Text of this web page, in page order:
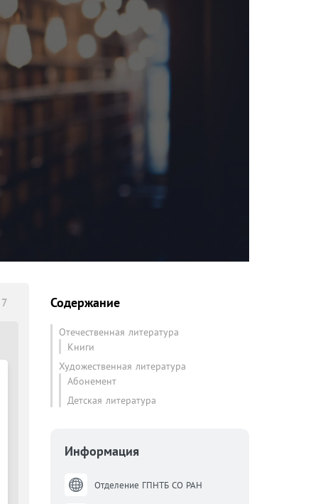
Содержание
Отечественная литература
Книги
Художественная литература
Абонемент
Детская литература
Информация
Отделение ГПНТБ СО РАН